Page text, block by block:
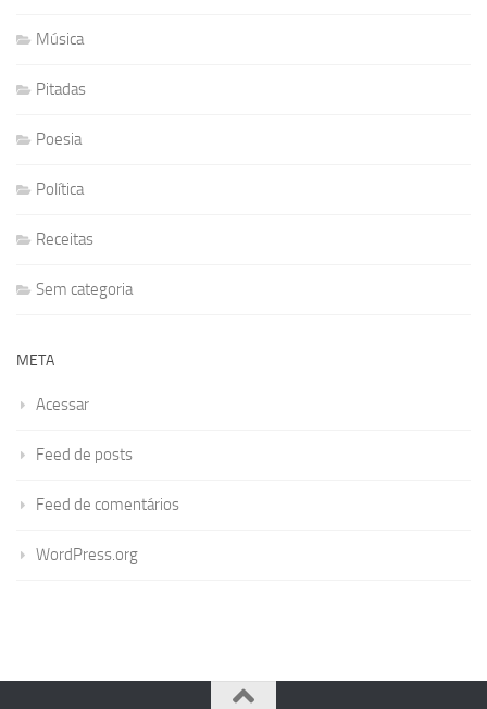
Música
Pitadas
Poesia
Política
Receitas
Sem categoria
META
Acessar
Feed de posts
Feed de comentários
WordPress.org